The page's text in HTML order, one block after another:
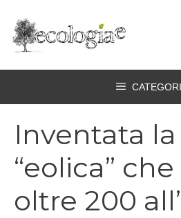
contenuto
Inventata
“eolica”
oltre 200